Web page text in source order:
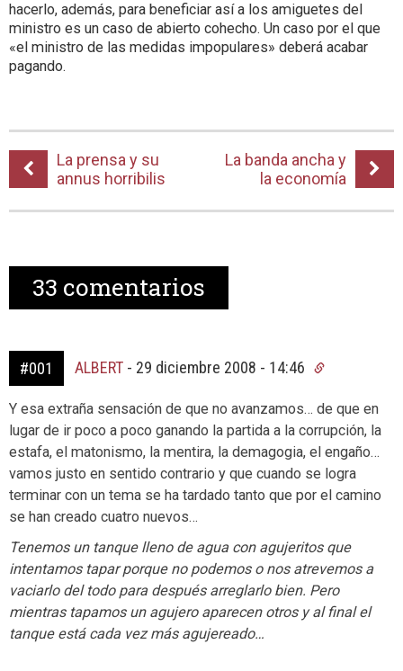
hacerlo, además, para beneficiar así a los amiguetes del
ministro es un caso de abierto cohecho. Un caso por el que
«el ministro de las medidas impopulares» deberá acabar
pagando.
La prensa y su
annus horribilis
La banda ancha y
la economía
33 comentarios
#001 ALBERT - 29 diciembre 2008 - 14:46
Y esa extraña sensación de que no avanzamos… de que en
lugar de ir poco a poco ganando la partida a la corrupción, la
estafa, el matonismo, la mentira, la demagogia, el engaño…
vamos justo en sentido contrario y que cuando se logra
terminar con un tema se ha tardado tanto que por el camino
se han creado cuatro nuevos…
Tenemos un tanque lleno de agua con agujeritos que
intentamos tapar porque no podemos o nos atrevemos a
vaciarlo del todo para después arreglarlo bien. Pero
mientras tapamos un agujero aparecen otros y al final el
tanque está cada vez más agujereado…